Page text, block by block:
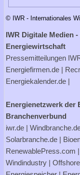
© IWR - Internationales
IWR Digitale Medien
Energiewirtschaft
Pressemitteilungen
Energiefirmen.de |
Energiekalender.de |
Energienetzwerk der
Branchenverbund
iwr.de |
Solarbranche.de |
RenewablePress.com |
Windindustry |